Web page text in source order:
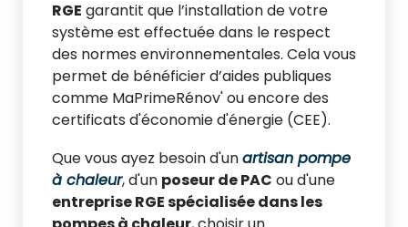
RGE garantit que l’installation de votre
système est effectuée dans le respect
des normes environnementales. Cela vous
permet de bénéficier d’aides publiques
comme MaPrimeRénov' ou encore des
certificats d'économie d'énergie (CEE).
Que vous ayez besoin d'unartisan pompe
à chaleur, d'un poseur de PAC ou d'une
entreprise RGE spécialisée dans les